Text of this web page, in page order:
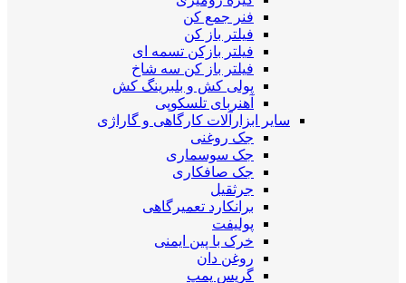
فنر جمع کن
فیلتر باز کن
فیلتر بازکن تسمه ای
فیلتر باز کن سه شاخ
پولی کش و بلبرینگ کش
آهنربای تلسکوپی
سایر ابزارآلات کارگاهی و گاراژی
جک روغنی
جک سوسماری
جک صافکاری
جرثقیل
برانکارد تعمیرگاهی
پولیفت
خرک با پین ایمنی
روغن دان
گریس پمپ